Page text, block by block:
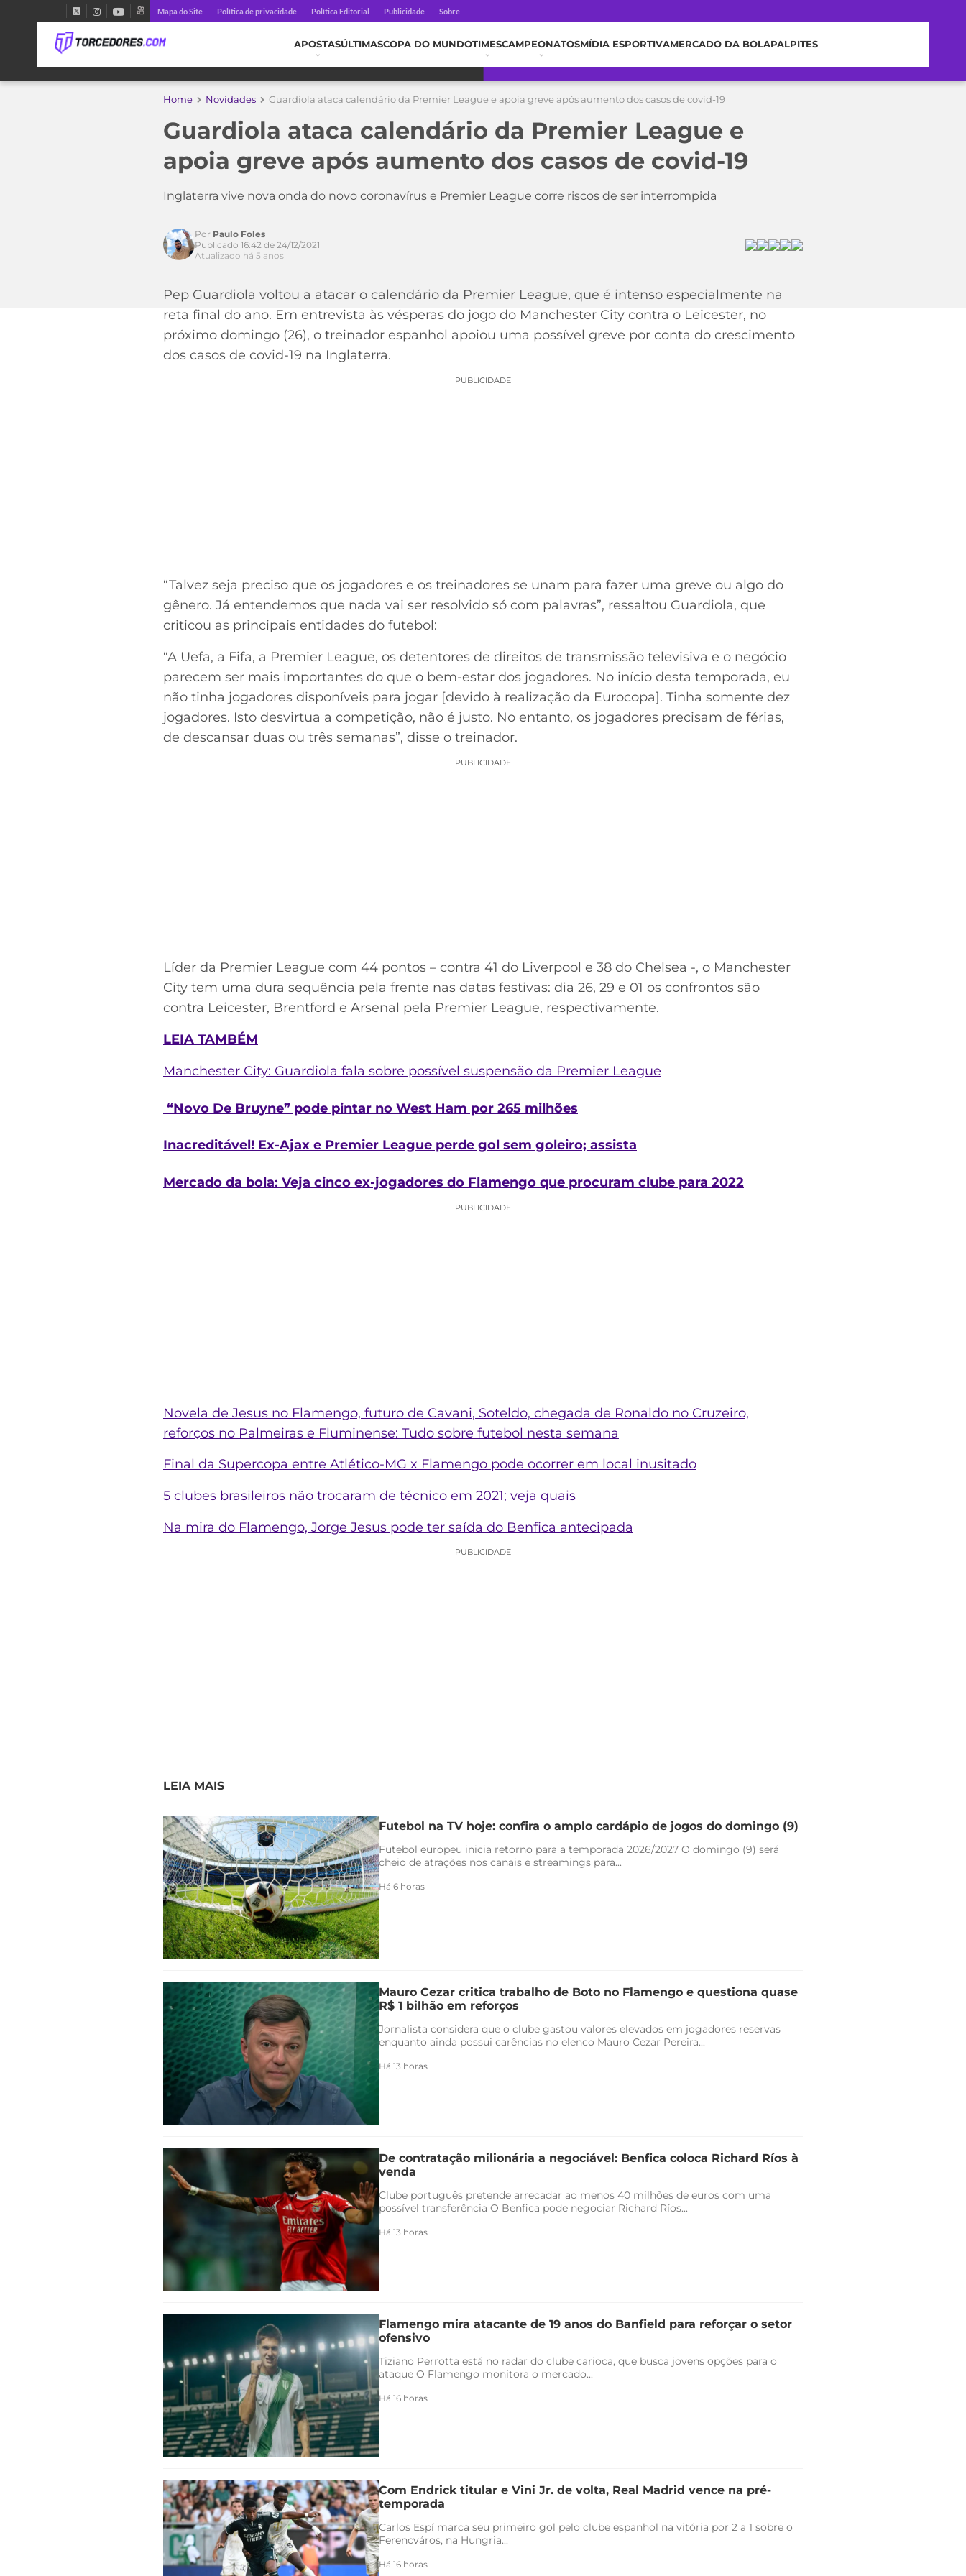
Mapa do Site Política de privacidade Política Editorial Publicidade Sobre
APOSTASÚLTIMASCOPA DO MUNDOTIMESCAMPEONATOSMÍDIA ESPORTIVAMERCADO DA BOLAPALPITES
Home Novidades Guardiola ataca calendário da Premier League e apoia greve após aumento dos casos de covid-19
Guardiola ataca calendário da Premier League e
apoia greve após aumento dos casos de covid-19
Inglaterra vive nova onda do novo coronavírus e Premier League corre riscos de ser interrompida
Acesse o perfil do autor
Por Paulo Foles
Publicado 16:42 de 24/12/2021
Atualizado há 5 anos
Pep Guardiola voltou a atacar o calendário da Premier League, que é intenso especialmente na
reta final do ano. Em entrevista às vésperas do jogo do Manchester City contra o Leicester, no
próximo domingo (26), o treinador espanhol apoiou uma possível greve por conta do crescimento
dos casos de covid-19 na Inglaterra.
PUBLICIDADE
“Talvez seja preciso que os jogadores e os treinadores se unam para fazer uma greve ou algo do
gênero. Já entendemos que nada vai ser resolvido só com palavras”, ressaltou Guardiola, que
criticou as principais entidades do futebol:
“A Uefa, a Fifa, a Premier League, os detentores de direitos de transmissão televisiva e o negócio
parecem ser mais importantes do que o bem-estar dos jogadores. No início desta temporada, eu
não tinha jogadores disponíveis para jogar [devido à realização da Eurocopa]. Tinha somente dez
jogadores. Isto desvirtua a competição, não é justo. No entanto, os jogadores precisam de férias,
de descansar duas ou três semanas”, disse o treinador.
PUBLICIDADE
Líder da Premier League com 44 pontos – contra 41 do Liverpool e 38 do Chelsea -, o Manchester
City tem uma dura sequência pela frente nas datas festivas: dia 26, 29 e 01 os confrontos são
contra Leicester, Brentford e Arsenal pela Premier League, respectivamente.
LEIA TAMBÉM
Manchester City: Guardiola fala sobre possível suspensão da Premier League
“Novo De Bruyne” pode pintar no West Ham por 265 milhões
Inacreditável! Ex-Ajax e Premier League perde gol sem goleiro; assista
Mercado da bola: Veja cinco ex-jogadores do Flamengo que procuram clube para 2022
PUBLICIDADE
Novela de Jesus no Flamengo, futuro de Cavani, Soteldo, chegada de Ronaldo no Cruzeiro,
reforços no Palmeiras e Fluminense: Tudo sobre futebol nesta semana
Final da Supercopa entre Atlético-MG x Flamengo pode ocorrer em local inusitado
5 clubes brasileiros não trocaram de técnico em 2021; veja quais
Na mira do Flamengo, Jorge Jesus pode ter saída do Benfica antecipada
PUBLICIDADE
LEIA MAIS
Futebol na TV hoje: confira o amplo cardápio de jogos do domingo (9)
Futebol europeu inicia retorno para a temporada 2026/2027 O domingo (9) será
cheio de atrações nos canais e streamings para...
Há 6 horas
Mauro Cezar critica trabalho de Boto no Flamengo e questiona quase
R$ 1 bilhão em reforços
Jornalista considera que o clube gastou valores elevados em jogadores reservas
enquanto ainda possui carências no elenco Mauro Cezar Pereira...
Há 13 horas
De contratação milionária a negociável: Benfica coloca Richard Ríos à
venda
Clube português pretende arrecadar ao menos 40 milhões de euros com uma
possível transferência O Benfica pode negociar Richard Ríos...
Há 13 horas
Flamengo mira atacante de 19 anos do Banfield para reforçar o setor
ofensivo
Tiziano Perrotta está no radar do clube carioca, que busca jovens opções para o
ataque O Flamengo monitora o mercado...
Há 16 horas
Com Endrick titular e Vini Jr. de volta, Real Madrid vence na pré-
temporada
Carlos Espí marca seu primeiro gol pelo clube espanhol na vitória por 2 a 1 sobre o
Ferencváros, na Hungria...
Há 16 horas